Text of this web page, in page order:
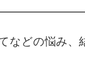
などの悩み、